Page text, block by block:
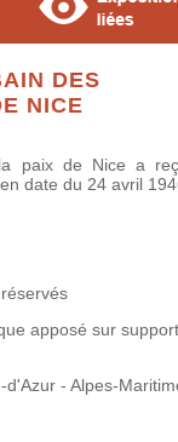
DES
NICE
paix de Nice a
date du 24 avril
apposé sur
- Alpes-